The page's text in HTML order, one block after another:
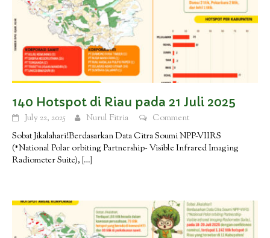
140 Hotspot di Riau pada 21 Juli 2025
July 22, 2025 Nurul Fitria
Comment
Sobat Jikalahari!Berdasarkan Data Citra Soumi NPP-VIIRS
(*National Polar orbiting Partnership- Visible Infrared Imaging
Radiometer Suite), […]